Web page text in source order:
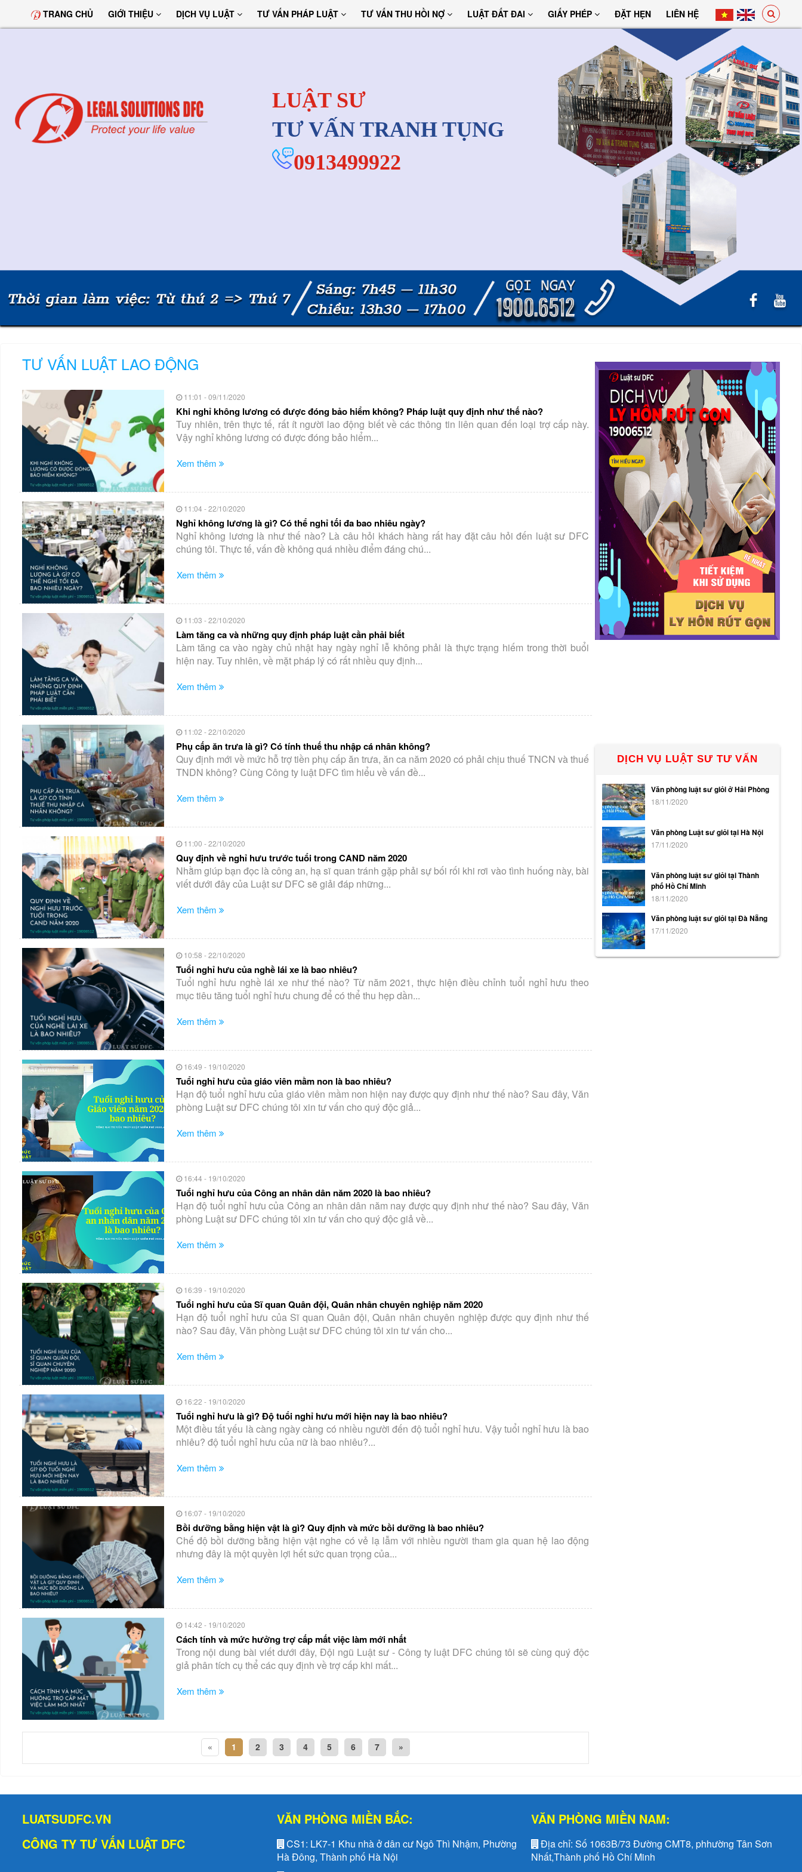
TRANG CHỦ GIỚI THIỆU DỊCH VỤ LUẬT TƯ VẤN PHÁP LUẬT TƯ VẤN THU HỒI NỢ LUẬT ĐẤT ĐAI GIẤY PHÉP ĐẶT HẸN LIÊN HỆ
LUẬT SƯ
TƯ VẤN TRANH TỤNG
0913499922
TƯ VẤN LUẬT LAO ĐỘNG
11:01 - 09/11/2020
Khi nghỉ không lương có được đóng bảo hiểm không? Pháp luật quy định như thế nào?
Tuy nhiên, trên thực tế, rất ít người lao động biết về các thông tin liên quan đến loại trợ cấp này.
Vậy nghỉ không lương có được đóng bảo hiểm...
Xem thêm
11:04 - 22/10/2020
Nghỉ không lương là gì? Có thể nghỉ tối đa bao nhiêu ngày?
Nghỉ không lương là như thế nào? Là câu hỏi khách hàng rất hay đặt câu hỏi đến luật sư DFC
chúng tôi. Thực tế, vấn đề không quá nhiều điểm đáng chú...
Xem thêm
11:03 - 22/10/2020
Làm tăng ca và những quy định pháp luật cần phải biết
Làm tăng ca vào ngày chủ nhật hay ngày nghỉ lễ không phải là thực trạng hiếm trong thời buổi
hiện nay. Tuy nhiên, về mặt pháp lý có rất nhiều quy định...
Xem thêm
11:02 - 22/10/2020
Phụ cấp ăn trưa là gì? Có tính thuế thu nhập cá nhân không?
Quy định mới về mức hỗ trợ tiền phụ cấp ăn trưa, ăn ca năm 2020 có phải chịu thuế TNCN và thuế
TNDN không? Cùng Công ty luật DFC tìm hiểu về vấn đề...
Xem thêm
11:00 - 22/10/2020
Quy định về nghỉ hưu trước tuổi trong CAND năm 2020
Nhằm giúp bạn đọc là công an, hạ sĩ quan tránh gặp phải sự bối rối khi rơi vào tình huống này, bài
viết dưới đây của Luật sư DFC sẽ giải đáp những...
Xem thêm
10:58 - 22/10/2020
Tuổi nghỉ hưu của nghề lái xe là bao nhiêu?
Tuổi nghỉ hưu nghề lái xe như thế nào? Từ năm 2021, thực hiện điều chỉnh tuổi nghỉ hưu theo
mục tiêu tăng tuổi nghỉ hưu chung để có thể thu hẹp dần...
Xem thêm
16:49 - 19/10/2020
Tuổi nghỉ hưu của giáo viên mầm non là bao nhiêu?
Hạn độ tuổi nghỉ hưu của giáo viên mầm non hiện nay được quy định như thế nào? Sau đây, Văn
phòng Luật sư DFC chúng tôi xin tư vấn cho quý độc giả...
Xem thêm
16:44 - 19/10/2020
Tuổi nghỉ hưu của Công an nhân dân năm 2020 là bao nhiêu?
Hạn độ tuổi nghỉ hưu của Công an nhân dân năm nay được quy định như thế nào? Sau đây, Văn
phòng Luật sư DFC chúng tôi xin tư vấn cho quý độc giả về...
Xem thêm
16:39 - 19/10/2020
Tuổi nghỉ hưu của Sĩ quan Quân đội, Quân nhân chuyên nghiệp năm 2020
Hạn độ tuổi nghỉ hưu của Sĩ quan Quân đội, Quân nhân chuyên nghiệp được quy định như thế
nào? Sau đây, Văn phòng Luật sư DFC chúng tôi xin tư vấn cho...
Xem thêm
16:22 - 19/10/2020
Tuổi nghỉ hưu là gì? Độ tuổi nghỉ hưu mới hiện nay là bao nhiêu?
Một điều tất yếu là càng ngày càng có nhiều người đến độ tuổi nghỉ hưu. Vậy tuổi nghỉ hưu là bao
nhiêu? độ tuổi nghỉ hưu của nữ là bao nhiêu?...
Xem thêm
16:07 - 19/10/2020
Bồi dưỡng bằng hiện vật là gì? Quy định và mức bồi dưỡng là bao nhiêu?
Chế độ bồi dưỡng bằng hiện vật nghe có vẻ lạ lẫm với nhiều người tham gia quan hệ lao động
nhưng đây là một quyền lợi hết sức quan trọng của...
Xem thêm
14:42 - 19/10/2020
Cách tính và mức hưởng trợ cấp mất việc làm mới nhất
Trong nội dung bài viết dưới đây, Đội ngũ Luật sư - Công ty luật DFC chúng tôi sẽ cùng quý độc
giả phân tích cụ thể các quy định về trợ cấp khi mất...
Xem thêm
« 1 2 3 4 5 6 7 »
DỊCH VỤ LUẬT SƯ TƯ VẤN
Văn phòng luật sư giỏi ở Hải Phòng
18/11/2020
Văn phòng Luật sư giỏi tại Hà Nội
17/11/2020
Văn phòng luật sư giỏi tại Thành
phố Hồ Chí Minh
18/11/2020
Văn phòng luật sư giỏi tại Đà Nẵng
17/11/2020
LUATSUDFC.VN
CÔNG TY TƯ VẤN LUẬT DFC
VĂN PHÒNG MIỀN BẮC:
CS1: LK7-1 Khu nhà ở dân cư Ngô Thì Nhậm, Phường
Hà Đông, Thành phố Hà Nội
VĂN PHÒNG MIỀN NAM:
Địa chỉ: Số 1063B/73 Đường CMT8, phhường Tân Sơn
Nhất,Thành phố Hồ Chí Minh